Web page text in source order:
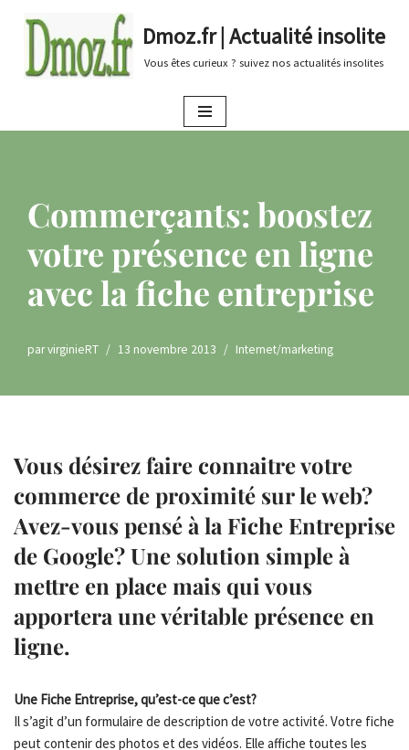
au
Dmoz.fr | Actualité insolite
Vous êtes curieux ? suivez nos actualités insolites
Commerçants: boostez
votre présence en ligne
avec la fiche entreprise
parvirginieRT 13 novembre 2013 Internet/marketing
Vous désirez faire connaitre votre
commerce de proximité sur le web?
Avez-vous pensé à la Fiche Entreprise
de Google? Une solution simple à
mettre en place mais qui vous
apportera une véritable présence en
ligne.
Une Fiche Entreprise, qu’est-ce que c’est?
Il s’agit d’un formulaire de description de votre activité. Votre fiche
peut contenir des photos et des vidéos. Elle affiche toutes les